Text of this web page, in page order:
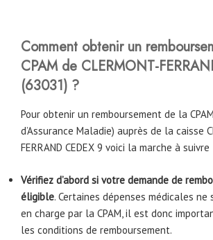
Comment obtenir un
CPAM de CLERMONT-
(63031) ?
Pour obtenir un remboursement de la
d’Assurance Maladie) auprès de la caisse
FERRAND CEDEX 9 voici la marche à suivre
Vérifiez d’abord si votre demande de
éligible. Certaines dépenses médicales ne
en charge par la CPAM, il est donc
les conditions de remboursement.